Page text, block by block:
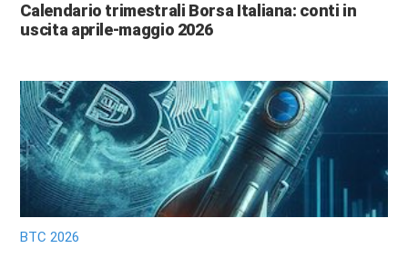
Calendario trimestrali Borsa Italiana: conti in
uscita aprile-maggio 2026
BTC 2026